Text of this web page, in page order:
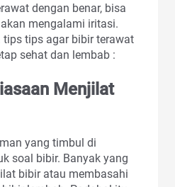
dengan benar, bisa
mengalami iritasi.
tips tips agar bibir terawat
sehat dan lembab :
Menjilat
yang timbul di
soal bibir. Banyak yang
bibir atau membasahi